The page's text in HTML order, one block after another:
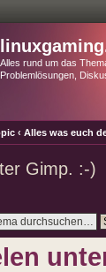
Alles rund um das
Problemlösungen,
‹ Alles was euch
Gimp. :-)